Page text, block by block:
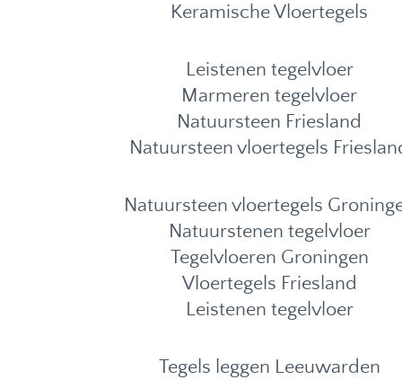
Keramische Vloertegels
Leistenen tegelvloer
Marmeren tegelvloer
Natuursteen Friesland
Natuursteen vloertegels
Natuursteen vloertegels
Natuurstenen tegelvloer
Tegelvloeren Groningen
Vloertegels Friesland
Leistenen tegelvloer
Tegels leggen Leeuwarden